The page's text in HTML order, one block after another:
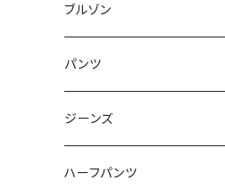
50/XL～
48/L
50/XL～
46/M
48/L
50/XL～
～44/S
46/M
48/L
50/XL～
ブルゾン
～44/S
46/M
48/L
パンツ
～44/S
46/M
ジーンズ
～44/S
ハーフパンツ